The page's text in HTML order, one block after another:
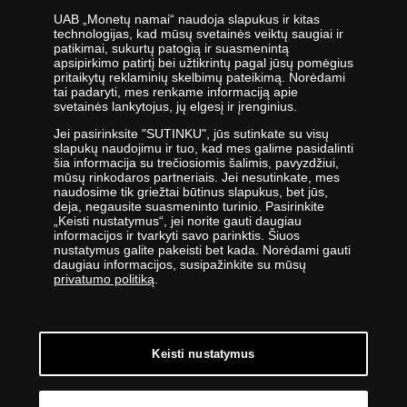
UAB „Monetų namai“ - žymiausių pasaulio monetų kalyklų atstovė ir
oficiali kolekcinių monetų ir medalių platintoja Lietuvoje. Nuo 2009
metų veikianti UAB „Monetų namai“ priklauso „Samlerhuset Group“
įmonių grupei.
Viena didžiausių numizmatinių gaminių platintojų grupė Europoje
,,Samlerhuset Group“ turi padalinius 14-oje Europos šalių, kuriuose
dirba 400 darbuotojų. Įmonių grupei priklauso buvusi valstybinė
seniausia Norvegijos kalykla, veikianti nuo 1686 metų. Norvegijos
kalykla gamina kai kurias oficialias Norvegijos ir kitų šalių monetas,
be to, kasmet kaldina Nobelio taikos premijos medalį. 2012 m.
įmonės apyvarta siekė 400 milijonų eurų.
UAB „Monetų namai“ specialistai nuolatos tobulina savo žinias -
UAB „Monetų namai“ naudoja slapukus ir kitas
technologijas, kad mūsų svetainės veiktų saugiai ir
patikimai, sukurtų patogią ir suasmenintą
apsipirkimo patirtį bei užtikrintų pagal jūsų pomėgius
pritaikytų reklaminių skelbimų pateikimą. Norėdami
tai padaryti, mes renkame informaciją apie
svetainės lankytojus, jų elgesį ir įrenginius.
Jei pasirinksite "SUTINKU", jūs sutinkate su visų
slapukų naudojimu ir tuo, kad mes galime pasidalinti
šia informacija su trečiosiomis šalimis, pavyzdžiui,
mūsų rinkodaros partneriais. Jei nesutinkate, mes
naudosime tik griežtai būtinus slapukus, bet jūs,
deja, negausite suasmeninto turinio. Pasirinkite
„Keisti nustatymus“, jei norite gauti daugiau
informacijos ir tvarkyti savo parinktis. Šiuos
nustatymus galite pakeisti bet kada. Norėdami gauti
daugiau informacijos, susipažinkite su mūsų
privatumo politiką
Keisti nustatymus